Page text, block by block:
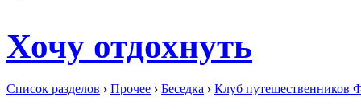
Хочу отдохнуть
Список разделов › Прочее › Беседка › Клуб путешественников